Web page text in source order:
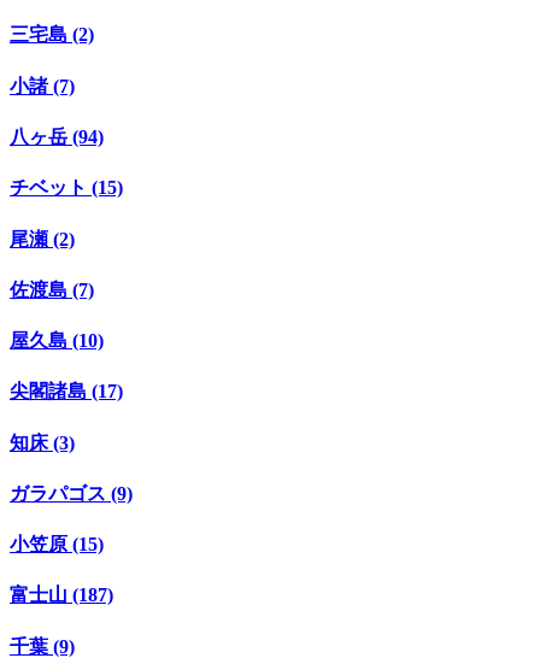
三宅島 (2)
小諸 (7)
八ヶ岳 (94)
チベット (15)
尾瀬 (2)
佐渡島 (7)
屋久島 (10)
尖閣諸島 (17)
知床 (3)
ガラパゴス (9)
小笠原 (15)
富士山 (187)
千葉 (9)